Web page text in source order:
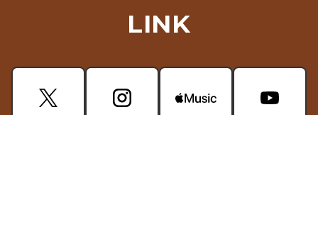
LINK